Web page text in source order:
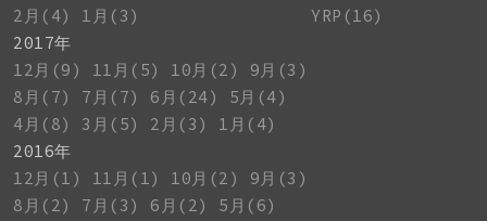
2月(4)
1月(3)
2017年
12月(9)
11月(5) 10月(2)
9月(3)
8月(7)
7月(7) 6月(24)
5月(4)
4月(8)
3月(5) 2月(3)
1月(4)
2016年
12月(1)
11月(1) 10月(2)
9月(3)
8月(2)
7月(3) 6月(2)
5月(6)
YRP(16)